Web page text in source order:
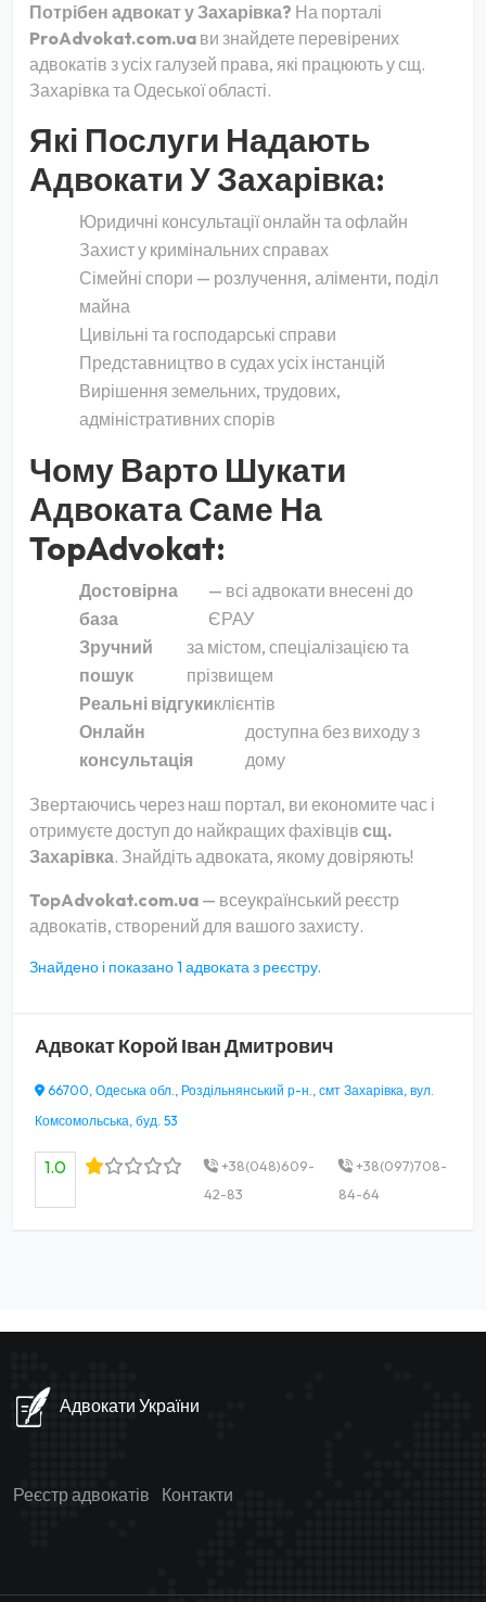
Потрібен адвокат у Захарівка? На порталі
ProAdvokat.com.ua ви знайдете перевірених
адвокатів з усіх галузей права, які працюють у сщ.
Захарівка та Одеської області.
Які Послуги Надають
Адвокати У Захарівка:
Юридичні консультації онлайн та офлайн
Захист у кримінальних справах
Сімейні спори — розлучення, аліменти, поділ
майна
Цивільні та господарські справи
Представництво в судах усіх інстанцій
Вирішення земельних, трудових,
адміністративних спорів
Чому Варто Шукати
Адвоката Саме На
TopAdvokat:
Достовірна
база
— всі адвокати внесені до
ЄРАУ
Зручний
пошук
за містом, спеціалізацією та
прізвищем
Реальні відгукиклієнтів
Онлайн
консультація
доступна без виходу з
дому
Звертаючись через наш портал, ви економите час і
отримуєте доступ до найкращих фахівців сщ.
Захарівка. Знайдіть адвоката, якому довіряють!
TopAdvokat.com.ua — всеукраїнський реєстр
адвокатів, створений для вашого захисту.
Знайдено і показано 1 адвоката з реєстру.
АдвокатКорой Іван Дмитрович
66700, Одеська обл., Роздільнянський р-н., смт Захарівка, вул.
Комсомольська, буд. 53
1.0
+38(048)609-
42-83
+38(097)708-
84-64
Адвокати України
Реєстр адвокатів Контакти